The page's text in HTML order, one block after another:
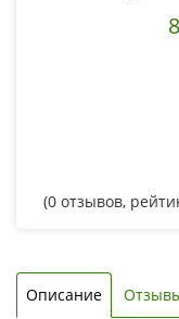
(0 отзывов,
Описание